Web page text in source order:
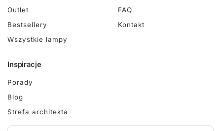
Outlet
Bestsellery
Wszystkie lampy
FAQ
Kontakt
Inspiracje
Porady
Blog
Strefa architekta